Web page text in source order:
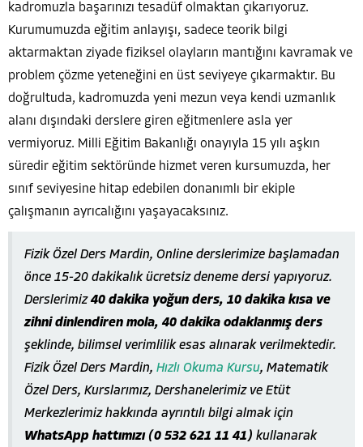
kadromuzla başarınızı tesadüf olmaktan çıkarıyoruz.
Kurumumuzda eğitim anlayışı, sadece teorik bilgi
aktarmaktan ziyade fiziksel olayların mantığını kavramak ve
problem çözme yeteneğini en üst seviyeye çıkarmaktır. Bu
doğrultuda, kadromuzda yeni mezun veya kendi uzmanlık
alanı dışındaki derslere giren eğitmenlere asla yer
vermiyoruz. Milli Eğitim Bakanlığı onayıyla 15 yılı aşkın
süredir eğitim sektöründe hizmet veren kursumuzda, her
sınıf seviyesine hitap edebilen donanımlı bir ekiple
çalışmanın ayrıcalığını yaşayacaksınız.
Fizik Özel Ders Mardin, Online derslerimize başlamadan
önce 15-20 dakikalık ücretsiz deneme dersi yapıyoruz.
Derslerimiz40 dakika yoğun ders, 10 dakika kısa ve
zihni dinlendiren mola, 40 dakika odaklanmış ders
şeklinde, bilimsel verimlilik esas alınarak verilmektedir.
Fizik Özel Ders Mardin, Hızlı Okuma Kursu, Matematik
Özel Ders, Kurslarımız, Dershanelerimiz ve Etüt
Merkezlerimiz hakkında ayrıntılı bilgi almak için
WhatsApp hattımızı (0 532 621 11 41) kullanarak